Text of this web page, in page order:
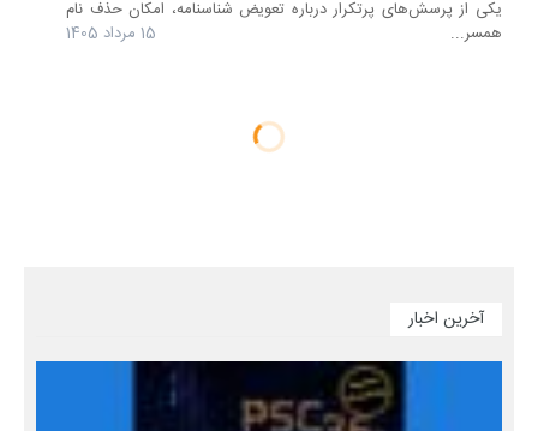
یکی از پرسش‌های پرتکرار درباره تعویض شناسنامه، امکان حذف نام
همسر...
15 مرداد 1405
آخرین اخبار